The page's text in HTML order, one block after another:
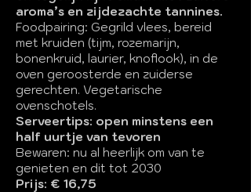
aroma’s en zijdezachte tannines.
Foodpairing: Gegrild vlees, bereid
met kruiden (tijm, rozemarijn,
bonenkruid, laurier, knoflook), in de
oven geroosterde en zuiderse
gerechten. Vegetarische
ovenschotels.
Serveertips: open minstens een
half uurtje van tevoren
Bewaren: nu al heerlijk om van te
genieten en dit tot 2030
Prijs: € 16,75